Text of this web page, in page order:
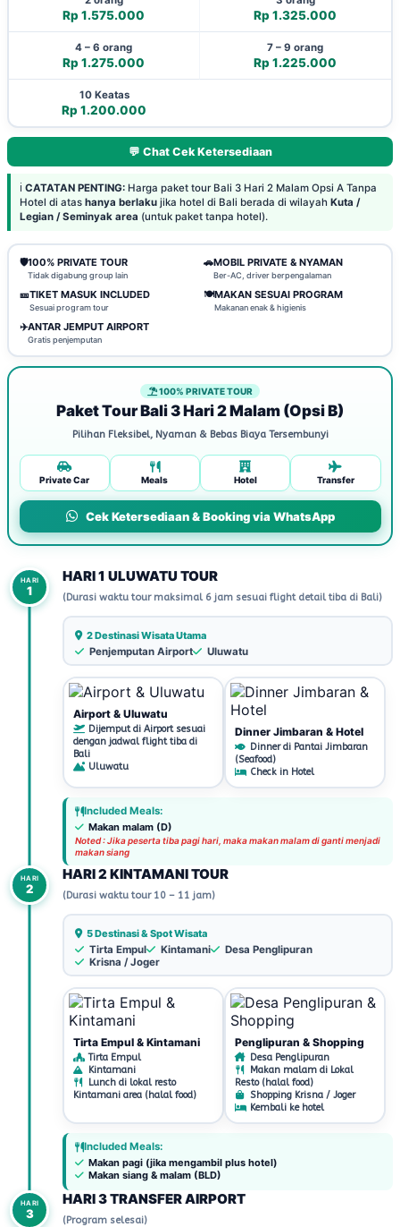
Rp 1.575.000 Rp 1.325.000
4 – 6 orang
Rp 1.275.000
7 – 9 orang
Rp 1.225.000
10 Keatas
Rp 1.200.000
💬 Chat Cek Ketersediaan
ℹ️ CATATAN PENTING: Harga paket tour Bali 3 Hari 2 Malam Opsi A Tanpa
Hotel di atas hanya berlaku jika hotel di Bali berada di wilayah Kuta /
Legian / Seminyak area (untuk paket tanpa hotel).
🛡️100% PRIVATE TOUR
Tidak digabung group lain
🚗MOBIL PRIVATE & NYAMAN
Ber-AC, driver berpengalaman
🎫TIKET MASUK INCLUDED
Sesuai program tour
🍽️MAKAN SESUAI PROGRAM
Makanan enak & higienis
✈️ANTAR JEMPUT AIRPORT
Gratis penjemputan
100% PRIVATE TOUR
Paket Tour Bali 3 Hari 2 Malam (Opsi B)
Pilihan Fleksibel, Nyaman & Bebas Biaya Tersembunyi
Private Car Meals Hotel Transfer
Cek Ketersediaan & Booking via WhatsApp
HARI
1
HARI 1 ULUWATU TOUR
(Durasi waktu tour maksimal 6 jam sesuai flight detail tiba di Bali)
2 Destinasi Wisata Utama
Penjemputan Airport
Uluwatu
Airport & Uluwatu
Dijemput di Airport sesuai
dengan jadwal flight tiba di
Bali
Uluwatu
Dinner Jimbaran & Hotel
Dinner di Pantai Jimbaran
(Seafood)
Check in Hotel
Included Meals:
Makan malam (D)
Noted : Jika peserta tiba pagi hari, maka makan malam di ganti menjadi
makan siang
HARI
2
HARI 2 KINTAMANI TOUR
(Durasi waktu tour 10 – 11 jam)
5 Destinasi & Spot Wisata
Tirta Empul
Kintamani
Desa Penglipuran
Krisna / Joger
Tirta Empul & Kintamani
Tirta Empul
Kintamani
Lunch di lokal resto
Kintamani area (halal food)
Penglipuran & Shopping
Desa Penglipuran
Makan malam di Lokal
Resto (halal food)
Shopping Krisna / Joger
Kembali ke hotel
Included Meals:
Makan pagi (jika mengambil plus hotel)
Makan siang & malam (BLD)
HARI
3
HARI 3 TRANSFER AIRPORT
(Program selesai)